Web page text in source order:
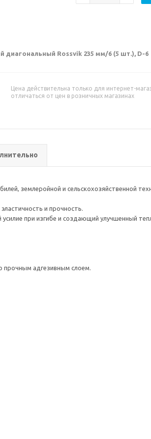
диагональный Rossvik 235 мм/6 (5 шт.), D-6
Цена действительна только для интернет-
отличаться от цен в розничных магазинах
землеройной и сельскохозяйственной
и прочность.
при изгибе и создающий улучшенный
прочным адгезивным слоем.